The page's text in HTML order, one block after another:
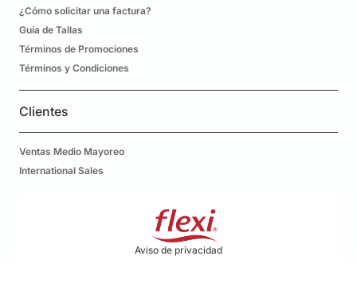
¿Cómo solicitar una factura?
Guía de Tallas
Términos de Promociones
Términos y Condiciones
Clientes
Ventas Medio Mayoreo
International Sales
Aviso de privacidad